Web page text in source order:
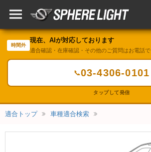
時間外
現在、AIが対応しております
適合確認・在庫確認・その他のご質問はお電話で
📞03-4306-0101
タップして発信
適合トップ 車種適合検索